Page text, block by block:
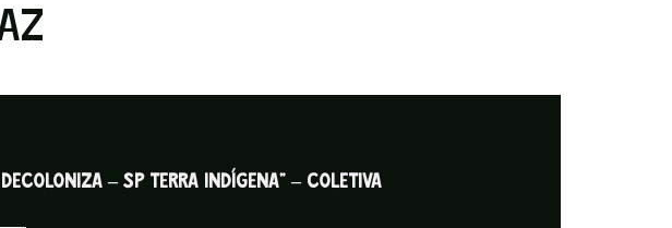
– SP TERRA INDÍGENA” – COLETIVA